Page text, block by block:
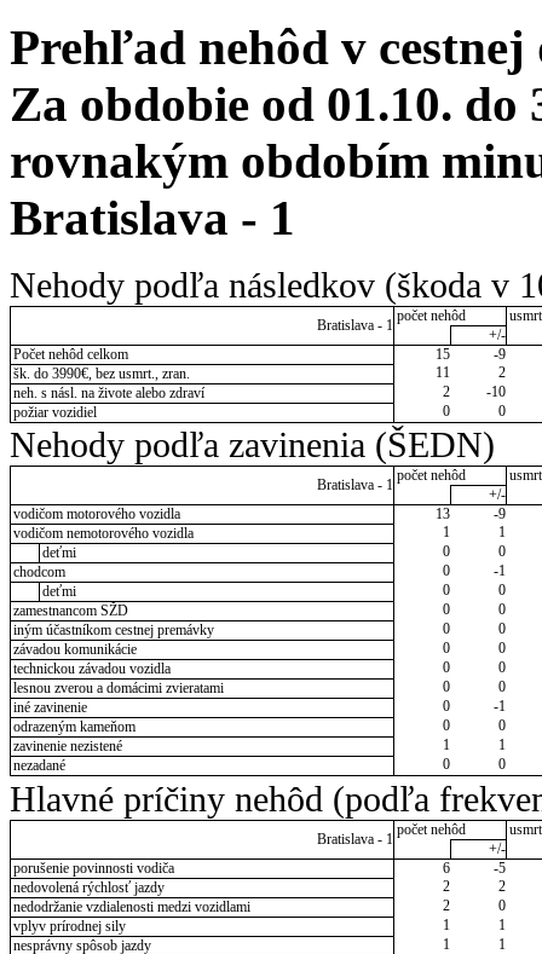
Prehľad nehôd v cestnej
Za obdobie od 01.10. do
rovnakým obdobím
Bratislava - 1
Nehody podľa následkov (škoda v
Bratislava - 1
počet nehôd
+/-
Počet nehôd celkom
15
-9
šk. do 3990€, bez usmrt., zran.
11
2
neh. s násl. na živote alebo zdraví
2
-10
požiar vozidiel
0 0
Nehody podľa zavinenia (ŠEDN)
Bratislava - 1
počet nehôd
+/-
vodičom motorového vozidla
13
-9
vodičom nemotorového vozidla
1
1
deťmi
0
0
chodcom
0
-1
deťmi
0
0
zamestnancom SŽD
0
0
iným účastníkom cestnej premávky
0
0
závadou komunikácie
0
0
technickou závadou vozidla
0
0
lesnou zverou a domácimi zvieratami
0
0
iné zavinenie
0
-1
odrazeným kameňom
0
0
zavinenie nezistené
1
1
nezadané
0 0
Hlavné príčiny nehôd (podľa
Bratislava - 1
počet nehôd
+/-
porušenie povinnosti vodiča
6
-5
nedovolená rýchlosť jazdy
2
2
nedodržanie vzdialenosti medzi vozidlami
2
0
vplyv prírodnej sily
1
1
nesprávny spôsob jazdy
1
1